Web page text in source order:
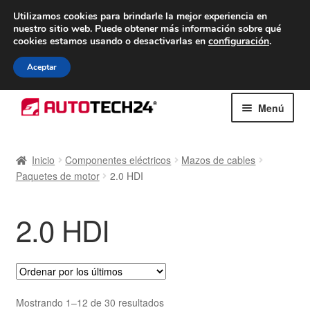
ENTREGA desde 7 EUR
De lunes a viernes de 9 a. m. a 4 p. m.
navegación
al
Menú
Caja registradora
Inicio Componentes eléctricos
Mazos de cables
Paquetes de motor
2.0 HDI
2.0 HDI
Mostrando 1–12 de 30 resultadosOrdenado
Utilizamos cookies para brindarle la mejor experiencia en
nuestro sitio web. Puede obtener más información sobre qué
cookies estamos usando o desactivarlas en configuración.
Aceptar